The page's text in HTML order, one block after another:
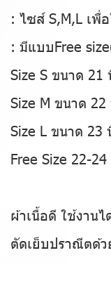
: ไซส์ S,M,L เพื่
: มีแบบFree
Size S ขนาด 21
Size M ขนาด 22
Size L ขนาด 23
Free Size 22-24
ผ้าเนื้อดี ใช้งาน
ตัดเย็บปราณีตด้